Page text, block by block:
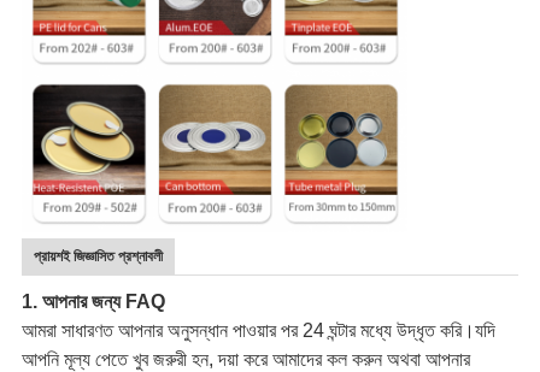
প্রায়শই জিজ্ঞাসিত প্রশ্নাবলী
1. আপনার জন্য FAQ
আমরা সাধারণত আপনার অনুসন্ধান পাওয়ার পর 24 ঘন্টার মধ্যে উদ্ধৃত করি।যদি
আপনি মূল্য পেতে খুব জরুরী হন, দয়া করে আমাদের কল করুন অথবা আপনার